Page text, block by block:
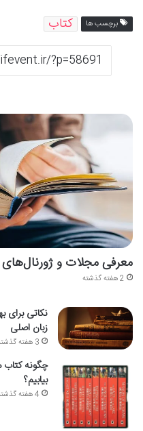
برچسب ها کتاب
معرفی مجلات و
2 هفته گذشته
نکاتی
زبان اصلی
3 هفته گذشته
چگونه کتاب
بیابیم؟
4 هفته گذشته